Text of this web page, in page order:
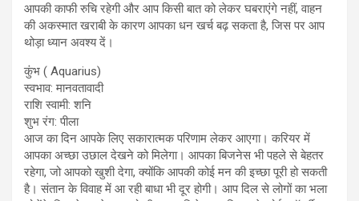
आपकी काफी रुचि रहेगी और आप किसी बात को लेकर घबराएंगे नहीं, वाहन
की अकस्मात खराबी के कारण आपका धन खर्च बढ़ सकता है, जिस पर आप
थोड़ा ध्यान अवश्य दें।
कुंभ ( Aquarius)
स्वभाव: मानवतावादी
राशि स्वामी: शनि
शुभ रंग: पीला
आज का दिन आपके लिए सकारात्मक परिणाम लेकर आएगा। करियर में
आपका अच्छा उछाल देखने को मिलेगा। आपका बिजनेस भी पहले से बेहतर
रहेगा, जो आपको खुशी देगा, क्योंकि आपकी कोई मन की इच्छा पूरी हो सकती
है। संतान के विवाह में आ रही बाधा भी दूर होगी। आप दिल से लोगों का भला